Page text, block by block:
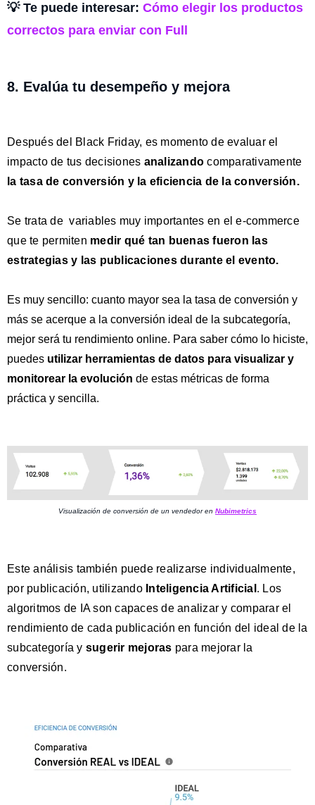
💡 Te puede interesar: Cómo elegir los productos
correctos para enviar con Full
8. Evalúa tu desempeño y mejora
Después del Black Friday, es momento de evaluar el
impacto de tus decisiones analizando comparativamente
la tasa de conversión y la eficiencia de la conversión.
Se trata de variables muy importantes en el e-commerce
que te permiten medir qué tan buenas fueron las
estrategias y las publicaciones durante el evento.
Es muy sencillo: cuanto mayor sea la tasa de conversión y
más se acerque a la conversión ideal de la subcategoría,
mejor será tu rendimiento online. Para saber cómo lo hiciste,
puedes utilizar herramientas de datos para visualizar y
monitorear la evolución de estas métricas de forma
práctica y sencilla.
Visualización de conversión de un vendedor en Nubimetrics
Este análisis también puede realizarse individualmente,
por publicación, utilizando Inteligencia Artificial . Los
algoritmos de IA son capaces de analizar y comparar el
rendimiento de cada publicación en función del ideal de la
subcategoría y sugerir mejoras para mejorar la
conversión.